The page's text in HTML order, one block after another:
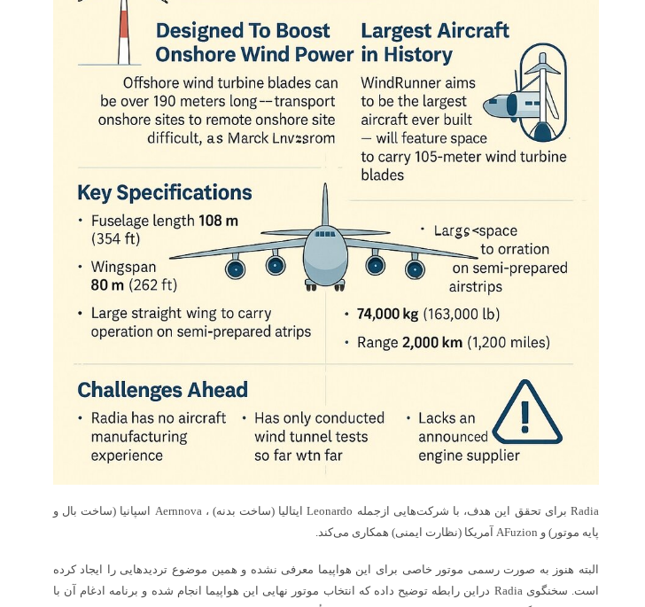
Radia برای تحقق این هدف، با شرکت‌هایی ازجمله Leonardo ایتالیا (ساخت بدنه) ، Aernnova اسپانیا (ساخت بال و
پایه موتور) و AFuzion آمریکا (نظارت ایمنی) همکاری می‌کند.
البته هنوز به صورت رسمی موتور خاصی برای این هواپیما معرفی نشده و همین موضوع تردیدهایی را ایجاد کرده
است. سخنگوی Radia دراین‌ رابطه توضیح داده که انتخاب موتور نهایی این هواپیما انجام شده و برنامه ادغام آن با